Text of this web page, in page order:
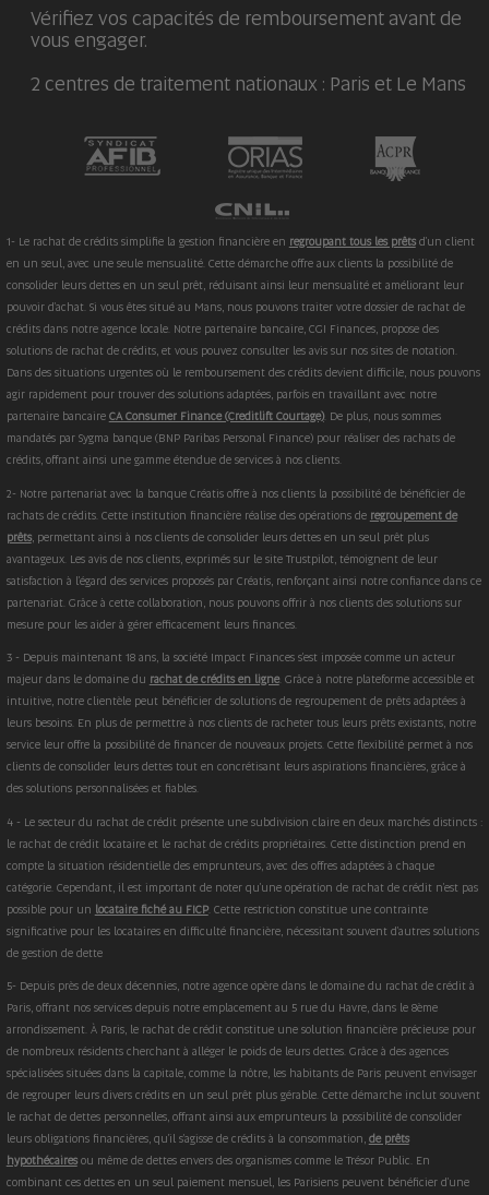
Vérifiez vos capacités de remboursement avant de
vous engager.
2 centres de traitement nationaux : Paris et Le Mans
1- Le rachat de crédits simplifie la gestion financière en regroupant tous les prêtsd'un client
en un seul, avec une seule mensualité. Cette démarche offre aux clients la possibilité de
consolider leurs dettes en un seul prêt, réduisant ainsi leur mensualité et améliorant leur
pouvoir d'achat. Si vous êtes situé au Mans, nous pouvons traiter votre dossier de rachat de
crédits dans notre agence locale. Notre partenaire bancaire, CGI Finances, propose des
solutions de rachat de crédits, et vous pouvez consulter les avis sur nos sites de notation.
Dans des situations urgentes où le remboursement des crédits devient difficile, nous pouvons
agir rapidement pour trouver des solutions adaptées, parfois en travaillant avec notre
partenaire bancaire CA Consumer Finance (Creditlift Courtage). De plus, nous sommes
mandatés par Sygma banque (BNP Paribas Personal Finance) pour réaliser des rachats de
crédits, offrant ainsi une gamme étendue de services à nos clients.
2- Notre partenariat avec la banque Créatis offre à nos clients la possibilité de bénéficier de
rachats de crédits. Cette institution financière réalise des opérations de regroupement de
prêts, permettant ainsi à nos clients de consolider leurs dettes en un seul prêt plus
avantageux. Les avis de nos clients, exprimés sur le site Trustpilot, témoignent de leur
satisfaction à l'égard des services proposés par Créatis, renforçant ainsi notre confiance dans ce
partenariat. Grâce à cette collaboration, nous pouvons offrir à nos clients des solutions sur
mesure pour les aider à gérer efficacement leurs finances.
3 - Depuis maintenant 18 ans, la société Impact Finances s'est imposée comme un acteur
majeur dans le domaine du rachat de crédits en ligne. Grâce à notre plateforme accessible et
intuitive, notre clientèle peut bénéficier de solutions de regroupement de prêts adaptées à
leurs besoins. En plus de permettre à nos clients de racheter tous leurs prêts existants, notre
service leur offre la possibilité de financer de nouveaux projets. Cette flexibilité permet à nos
clients de consolider leurs dettes tout en concrétisant leurs aspirations financières, grâce à
des solutions personnalisées et fiables.
4 - Le secteur du rachat de crédit présente une subdivision claire en deux marchés distincts :
le rachat de crédit locataire et le rachat de crédits propriétaires. Cette distinction prend en
compte la situation résidentielle des emprunteurs, avec des offres adaptées à chaque
catégorie. Cependant, il est important de noter qu'une opération de rachat de crédit n'est pas
possible pour un locataire fiché au FICP. Cette restriction constitue une contrainte
significative pour les locataires en difficulté financière, nécessitant souvent d'autres solutions
de gestion de dette
5- Depuis près de deux décennies, notre agence opère dans le domaine du rachat de crédit à
Paris, offrant nos services depuis notre emplacement au 5 rue du Havre, dans le 8ème
arrondissement. À Paris, le rachat de crédit constitue une solution financière précieuse pour
de nombreux résidents cherchant à alléger le poids de leurs dettes. Grâce à des agences
spécialisées situées dans la capitale, comme la nôtre, les habitants de Paris peuvent envisager
de regrouper leurs divers crédits en un seul prêt plus gérable. Cette démarche inclut souvent
le rachat de dettes personnelles, offrant ainsi aux emprunteurs la possibilité de consolider
leurs obligations financières, qu'il s'agisse de crédits à la consommation, de prêts
hypothécairesou même de dettes envers des organismes comme le Trésor Public. En
combinant ces dettes en un seul paiement mensuel, les Parisiens peuvent bénéficier d'une